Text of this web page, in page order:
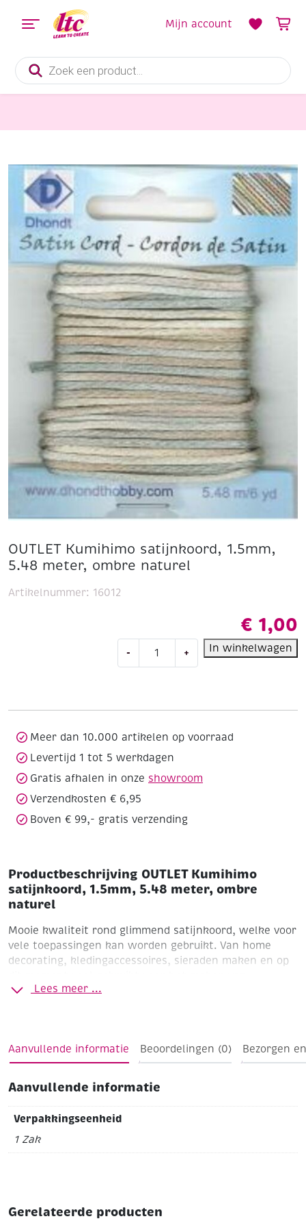
Producten
zoeken
Mijn account
OUTLET Kumihimo satijnkoord, 1.5mm,
5.48 meter, ombre naturel
€ 1,00
-
Kumihimo
ombre
naturel
+ In winkelwagen
Artikelnummer: 16012
Meer dan 10.000 artikelen op voorraad
Levertijd 1 tot 5 werkdagen
Gratis afhalen in onze showroom
Verzendkosten € 6,95
Boven € 99,- gratis verzending
Productbeschrijving OUTLET Kumihimo
satijnkoord, 1.5mm, 5.48 meter, ombre
naturel
Mooie kwaliteit rond glimmend satijnkoord, welke voor
vele toepassingen kan worden gebruikt. Van home
decorating, kledingaccessoires, sieraden maken en op
armbanden met de Kumihimo disk.
Lees meer ...
Aanvullende informatie Beoordelingen (0) Bezorgen
Aanvullende informatie
Verpakkingseenheid
1 Zak
Gerelateerde producten